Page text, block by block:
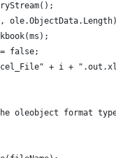
false;
+ i +
oleobject format